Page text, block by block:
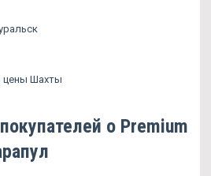
цены Шахты
о Premium